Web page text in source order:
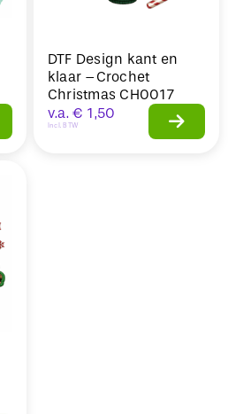
DTF Design kant en
klaar –Crochet
Christmas CH0017
v.a. € 1,50
Incl. BTW